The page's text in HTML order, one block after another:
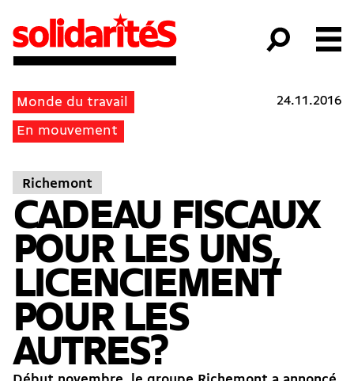
Monde du travail
En mouvement
24.11.2016
Richemont
CADEAU FISCAUX
POUR LES UNS,
LICENCIEMENT
POUR LES
AUTRES?